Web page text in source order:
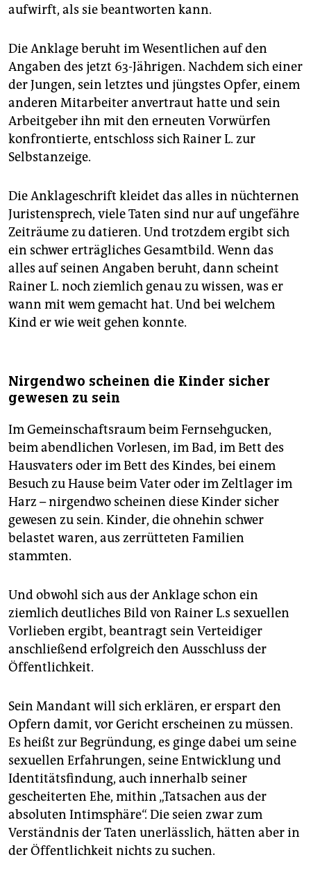
aufwirft, als sie beantworten kann.
Die Anklage beruht im Wesentlichen auf den
Angaben des jetzt 63-Jährigen. Nachdem sich einer
der Jungen, sein letztes und jüngstes Opfer, einem
anderen Mitarbeiter anvertraut hatte und sein
Arbeitgeber ihn mit den erneuten Vorwürfen
konfrontierte, entschloss sich Rainer L. zur
Selbstanzeige.
Die Anklageschrift kleidet das alles in nüchternen
Juristensprech, viele Taten sind nur auf ungefähre
Zeiträume zu datieren. Und trotzdem ergibt sich
ein schwer erträgliches Gesamtbild. Wenn das
alles auf seinen Angaben beruht, dann scheint
Rainer L. noch ziemlich genau zu wissen, was er
wann mit wem gemacht hat. Und bei welchem
Kind er wie weit gehen konnte.
Nirgendwo scheinen die Kinder sicher
gewesen zu sein
Im Gemeinschaftsraum beim Fernsehgucken,
beim abendlichen Vorlesen, im Bad, im Bett des
Hausvaters oder im Bett des Kindes, bei einem
Besuch zu Hause beim Vater oder im Zeltlager im
Harz – nirgendwo scheinen diese Kinder sicher
gewesen zu sein. Kinder, die ohnehin schwer
belastet waren, aus zerrütteten Familien
stammten.
Und obwohl sich aus der Anklage schon ein
ziemlich deutliches Bild von Rainer L.s sexuellen
Vorlieben ergibt, beantragt sein Verteidiger
anschließend erfolgreich den Ausschluss der
Öffentlichkeit.
Sein Mandant will sich erklären, er erspart den
Opfern damit, vor Gericht erscheinen zu müssen.
Es heißt zur Begründung, es ginge dabei um seine
sexuellen Erfahrungen, seine Entwicklung und
Identitätsfindung, auch innerhalb seiner
gescheiterten Ehe, mithin „Tatsachen aus der
absoluten Intimsphäre“. Die seien zwar zum
Verständnis der Taten unerlässlich, hätten aber in
der Öffentlichkeit nichts zu suchen.